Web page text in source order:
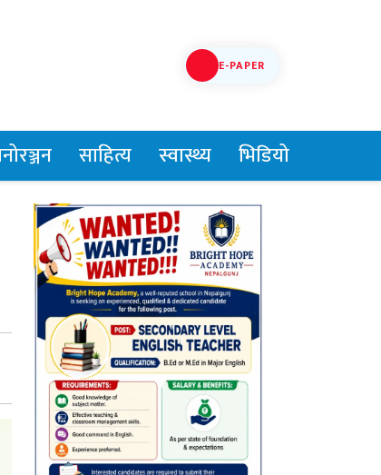
E-PAPER
साहित्य स्वास्थ्य भिडियो